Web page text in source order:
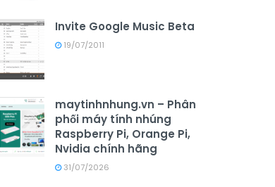
Invite Google Music Beta
19/07/2011
maytinhnhung.vn – Phân
phối máy tính nhúng
Raspberry Pi, Orange Pi,
Nvidia chính hãng
31/07/2026